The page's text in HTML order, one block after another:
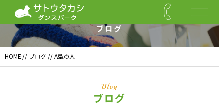
ブログ
HOME // ブログ // A型の人
Blog
ブログ